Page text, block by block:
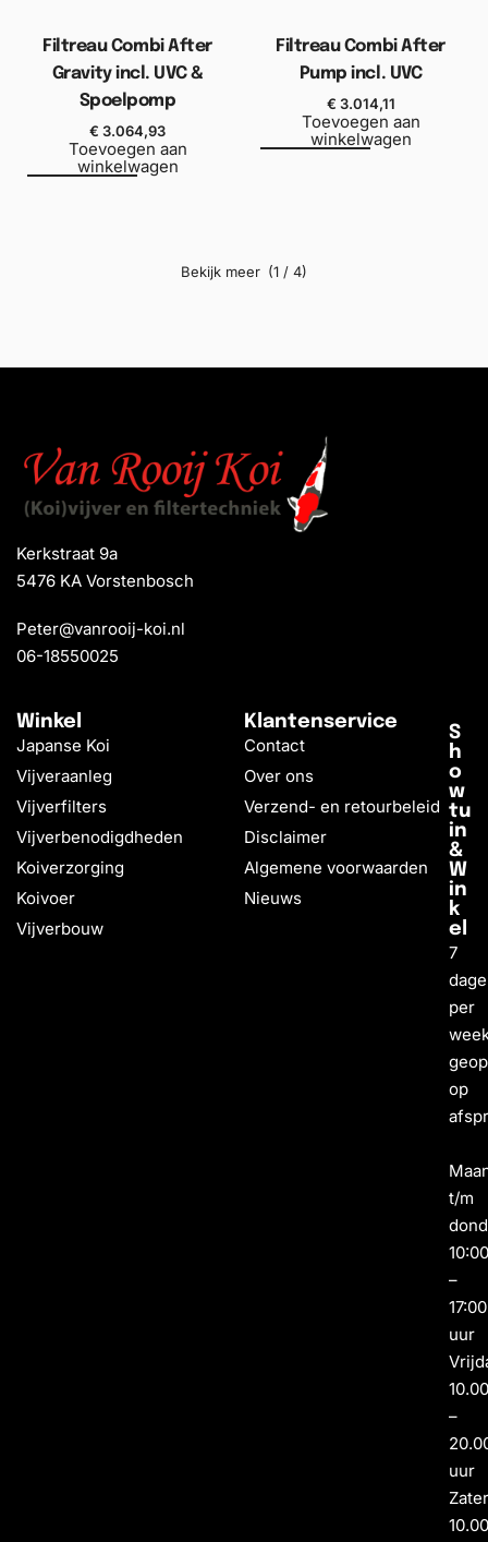
Filtreau Combi After
Gravity incl. UVC &
Spoelpomp
€ 3.064,93
Toevoegen aan
winkelwagen
Filtreau Combi After
Pump incl. UVC
€ 3.014,11
Toevoegen aan
winkelwagen
(1 / 4)
Kerkstraat 9a
5476 KA Vorstenbosch
Peter@vanrooij-koi.nl
06-18550025
Winkel
Japanse Koi
Vijveraanleg
Vijverfilters
Vijverbenodigdheden
Koiverzorging
Koivoer
Vijverbouw
Klantenservice
Contact
Over ons
Verzend- en retourbeleid
Disclaimer
Algemene voorwaarden
Nieuws
S
h
o
w
tu
in
&
W
in
k
el
7
per
op
t/m
–
17:00
uur
–
uur